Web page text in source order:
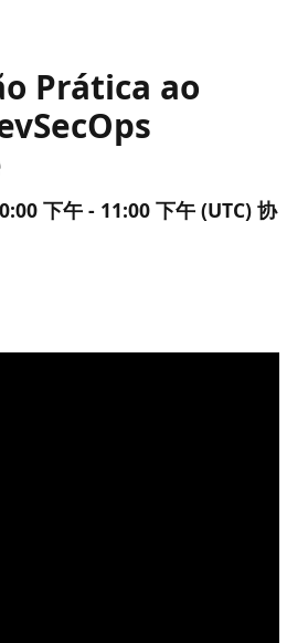
Prática ao
下午 - 11:00 下午 (UTC) 协